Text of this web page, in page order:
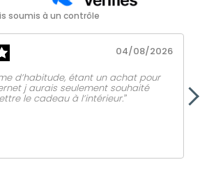
soumis à un contrôle
04/08/2026
d’habitude, étant un achat pour
j aurais seulement souhaité
le cadeau à l’intérieur.ˮ